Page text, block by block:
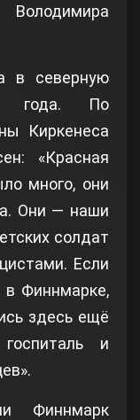
в северную
года. По
Киркенеса
«Красная
много, они
Они — наши
солдат
Если
Финнмарке,
здесь ещё
и
Финнмарк